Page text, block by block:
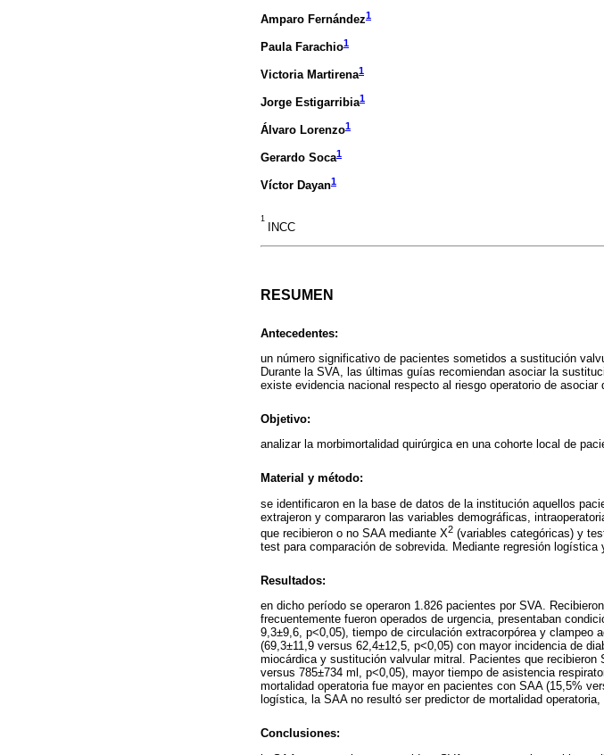
Amparo Fernández1
Paula Farachio1
Victoria Martirena1
Jorge Estigarribia1
Álvaro Lorenzo1
Gerardo Soca1
Víctor Dayan1
1
INCC
RESUMEN
Antecedentes:
un número significativo de pacientes sometidos a sustitución
Durante la SVA, las últimas guías recomiendan asociar la
existe evidencia nacional respecto al riesgo operatorio de asociar
Objetivo:
analizar la morbimortalidad quirúrgica en una cohorte local de
Material y método:
se identificaron en la base de datos de la institución aquellos
extrajeron y compararon las variables demográficas,
que recibieron o no SAA mediante X2 (variables categóricas) y
test para comparación de sobrevida. Mediante regresión
Resultados:
en dicho período se operaron 1.826 pacientes por SVA.
frecuentemente fueron operados de urgencia, presentaban
9,3±9,6, p<0,05), tiempo de circulación extracorpórea y clampeo
(69,3±11,9 versus 62,4±12,5, p<0,05) con mayor incidencia de
miocárdica y sustitución valvular mitral. Pacientes que recibieron
versus 785±734 ml, p<0,05), mayor tiempo de asistencia
mortalidad operatoria fue mayor en pacientes con SAA (15,5%
logística, la SAA no resultó ser predictor de mortalidad
Conclusiones: